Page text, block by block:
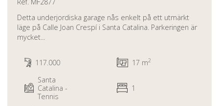
Detta underjordiska garage nås enkelt på ett utmärkt
läge på Calle Joan Crespí i Santa Catalina. Parkeringen är
mycket...
117.000 17 m2
Santa
Catalina -
Tennis
1